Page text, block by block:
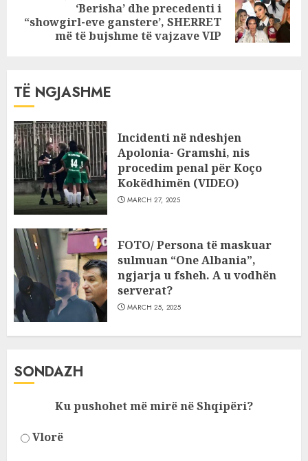
post:
‘Berisha’ dhe precedenti i
“showgirl-eve ganstere’, SHERRET
më të bujshme të vajzave VIP
TË NGJASHME
Incidenti në ndeshjen
Apolonia- Gramshi, nis
procedim penal për Koço
Kokëdhimën (VIDEO)
MARCH 27, 2025
FOTO/ Persona të maskuar
sulmuan “One Albania”,
ngjarja u fsheh. A u vodhën
serverat?
MARCH 25, 2025
SONDAZH
Ku pushohet më mirë në Shqipëri?
Vlorë